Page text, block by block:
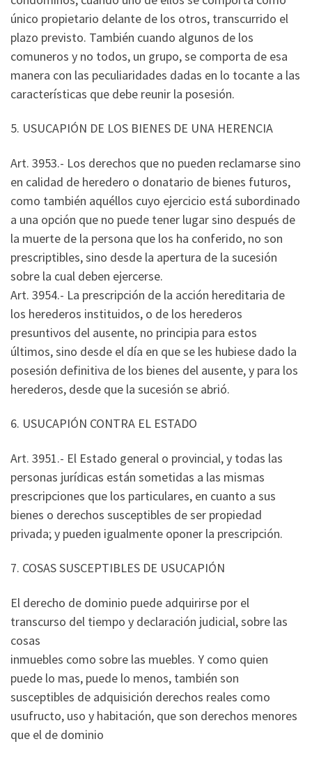
único propietario delante de los otros, transcurrido el
plazo previsto. También cuando algunos de los
comuneros y no todos, un grupo, se comporta de esa
manera con las peculiaridades dadas en lo tocante a las
características que debe reunir la posesión.
5. USUCAPIÓN DE LOS BIENES DE UNA HERENCIA
Art. 3953.- Los derechos que no pueden reclamarse sino
en calidad de heredero o donatario de bienes futuros,
como también aquéllos cuyo ejercicio está subordinado
a una opción que no puede tener lugar sino después de
la muerte de la persona que los ha conferido, no son
prescriptibles, sino desde la apertura de la sucesión
sobre la cual deben ejercerse.
Art. 3954.- La prescripción de la acción hereditaria de
los herederos instituidos, o de los herederos
presuntivos del ausente, no principia para estos
últimos, sino desde el día en que se les hubiese dado la
posesión definitiva de los bienes del ausente, y para los
herederos, desde que la sucesión se abrió.
6. USUCAPIÓN CONTRA EL ESTADO
Art. 3951.- El Estado general o provincial, y todas las
personas jurídicas están sometidas a las mismas
prescripciones que los particulares, en cuanto a sus
bienes o derechos susceptibles de ser propiedad
privada; y pueden igualmente oponer la prescripción.
7. COSAS SUSCEPTIBLES DE USUCAPIÓN
El derecho de dominio puede adquirirse por el
transcurso del tiempo y declaración judicial, sobre las
cosas
inmuebles como sobre las muebles. Y como quien
puede lo mas, puede lo menos, también son
susceptibles de adquisición derechos reales como
usufructo, uso y habitación, que son derechos menores
que el de dominio